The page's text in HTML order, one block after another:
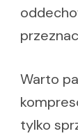
Warto
tylko